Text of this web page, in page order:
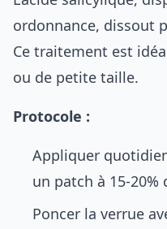
ordonnance, dissout
Ce traitement est
ou de petite taille.
Protocole :
Appliquer
un patch à 15-20%
Poncer la verrue